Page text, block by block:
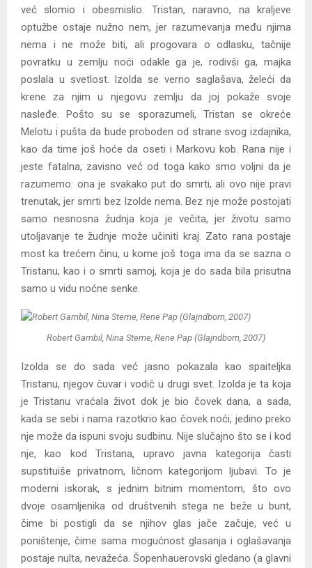
već slomio i obesmislio. Tristan, naravno, na kraljeve
optužbe ostaje nužno nem, jer razumevanja među njima
nema i ne može biti, ali progovara o odlasku, tačnije
povratku u zemlju noći odakle ga je, rodivši ga, majka
poslala u svetlost. Izolda se verno saglašava, želeći da
krene za njim u njegovu zemlju da joj pokaže svoje
nasleđe. Pošto su se sporazumeli, Tristan se okreće
Melotu i pušta da bude proboden od strane svog izdajnika,
kao da time još hoće da oseti i Markovu kob. Rana nije i
jeste fatalna, zavisno već od toga kako smo voljni da je
razumemo: ona je svakako put do smrti, ali ovo nije pravi
trenutak, jer smrti bez Izolde nema. Bez nje može postojati
samo nesnosna žudnja koja je večita, jer životu samo
utoljavanje te žudnje može učiniti kraj. Zato rana postaje
most ka trećem činu, u kome još toga ima da se sazna o
Tristanu, kao i o smrti samoj, koja je do sada bila prisutna
samo u vidu noćne senke.
Robert Gambil, Nina Steme, Rene Pap (Glajndborn, 2007)
Izolda se do sada već jasno pokazala kao spaiteljka
Tristanu, njegov čuvar i vodič u drugi svet. Izolda je ta koja
je Tristanu vraćala život dok je bio čovek dana, a sada,
kada se sebi i nama razotkrio kao čovek noći, jedino preko
nje može da ispuni svoju sudbinu. Nije slučajno što se i kod
nje, kao kod Tristana, upravo javna kategorija časti
supstituiše privatnom, ličnom kategorijom ljubavi. To je
moderni iskorak, s jednim bitnim momentom, što ovo
dvoje osamljenika od društvenih stega ne beže u bunt,
čime bi postigli da se njihov glas jače začuje, već u
poništenje, čime sama mogućnost glasanja i oglašavanja
postaje nulta, nevažeća. Šopenhauerovski gledano (a glavni